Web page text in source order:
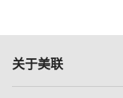
关于美联